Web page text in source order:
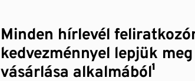
Minden hírlevél
kedvezménnyel lepjük
vásárlása alkalmából¹